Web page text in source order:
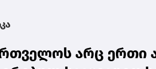
არც ერთი